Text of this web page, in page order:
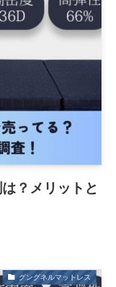
？メリットと
グングネルマットレス